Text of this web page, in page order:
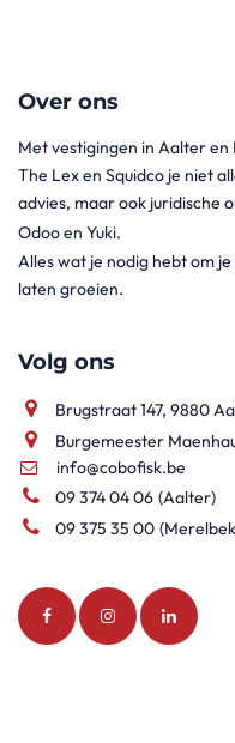
Over ons
Met vestigingen in Aalter
The Lex en Squidco je niet
advies, maar ook juridische
Odoo en Yuki.
Alles wat je nodig hebt om
laten groeien.
Volg ons
Brugstraat 147, 9880
Burgemeester
info@cobofisk.be
09 374 04 06 (Aalter)
09 375 35 00